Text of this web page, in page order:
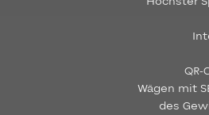
Wägen mit
des